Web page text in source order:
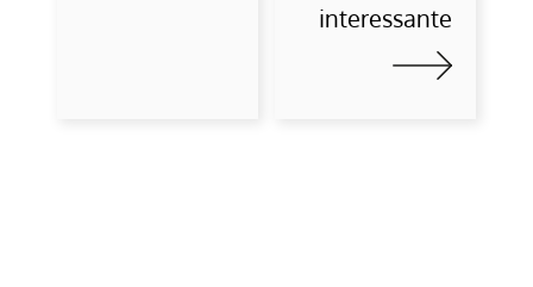
interessante